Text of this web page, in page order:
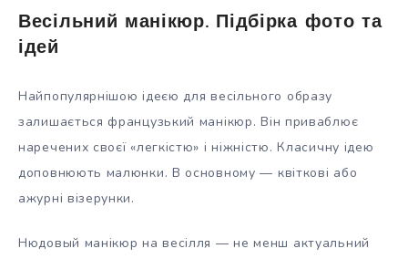
Весільний манікюр. Підбірка фото та
ідей
Найпопулярнішою ідеєю для весільного образу
залишається французький манікюр. Він приваблює
наречених своєї «легкістю» і ніжністю. Класичну ідею
доповнюють малюнки. В основному — квіткові або
ажурні візерунки.
Нюдовый манікюр на весілля — не менш актуальний